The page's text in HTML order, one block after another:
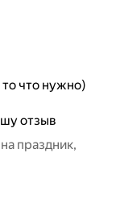
то что нужно)
отзыв
праздник,